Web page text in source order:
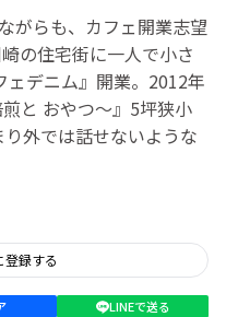
がらも、カフェ開業志望
の住宅街に一人で小さ
デニム』開業。2012年
と おやつ〜』5坪狭小
外では話せないような
登録する
LINEで送る